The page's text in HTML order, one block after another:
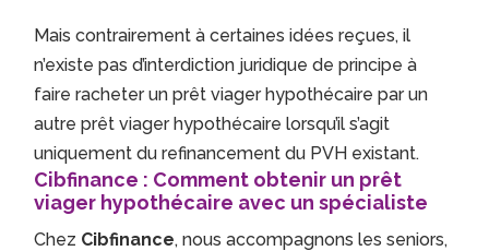
Mais contrairement à certaines idées reçues, il
n’existe pas d’interdiction juridique de principe à
faire racheter un prêt viager hypothécaire par un
autre prêt viager hypothécaire lorsqu’il s’agit
uniquement du refinancement du PVH existant.
Cibfinance : Comment obtenir un prêt
viager hypothécaire avec un spécialiste
Chez Cibfinance, nous accompagnons les seniors,